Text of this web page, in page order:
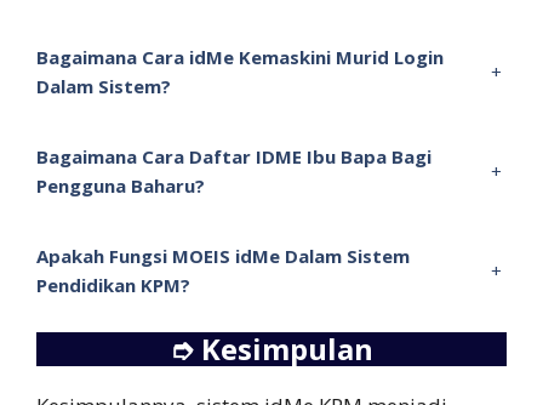
Bagaimana Cara idMe Kemaskini Murid Login
Dalam Sistem?
+
Bagaimana Cara Daftar IDME Ibu Bapa Bagi
Pengguna Baharu?
+
Apakah Fungsi MOEIS idMe Dalam Sistem
Pendidikan KPM?
+
➮ Kesimpulan